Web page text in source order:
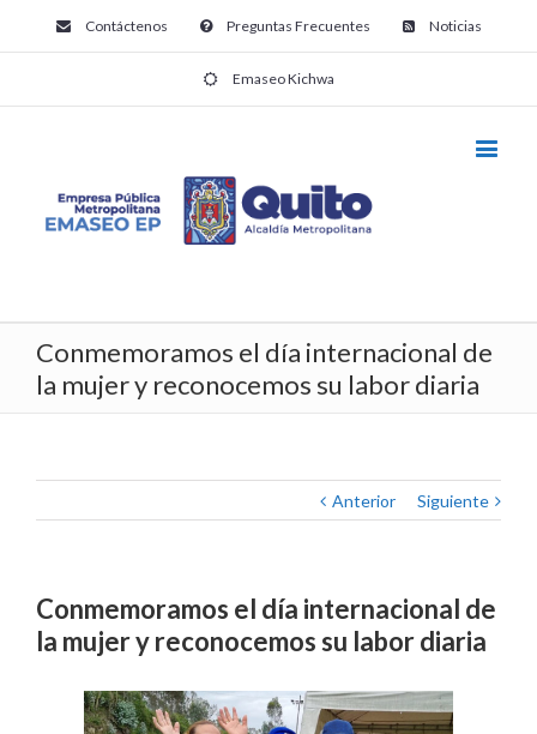
Contáctenos Preguntas Frecuentes Noticias
Emaseo Kichwa
Conmemoramos el día internacional de
la mujer y reconocemos su labor diaria
Anterior Siguiente
Conmemoramos el día internacional de
la mujer y reconocemos su labor diaria